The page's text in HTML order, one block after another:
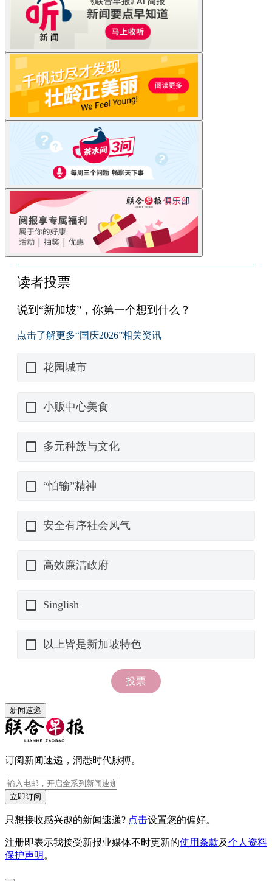
新闻速递
订阅新闻速递，洞悉时代脉搏。
立即订阅
只想接收感兴趣的新闻速递? 点击设置您的偏好。
注册即表示我接受新报业媒体不时更新的使用条款及个人资料
保护声明 。